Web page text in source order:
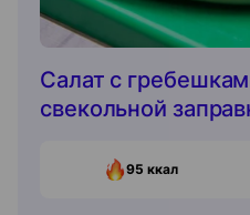
Салат с
свекольной
95 ккал